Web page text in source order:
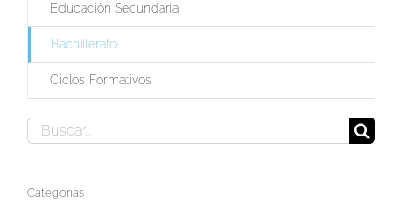
Educación Secundaria
Bachillerato
Ciclos Formativos
Buscar:
Categorías